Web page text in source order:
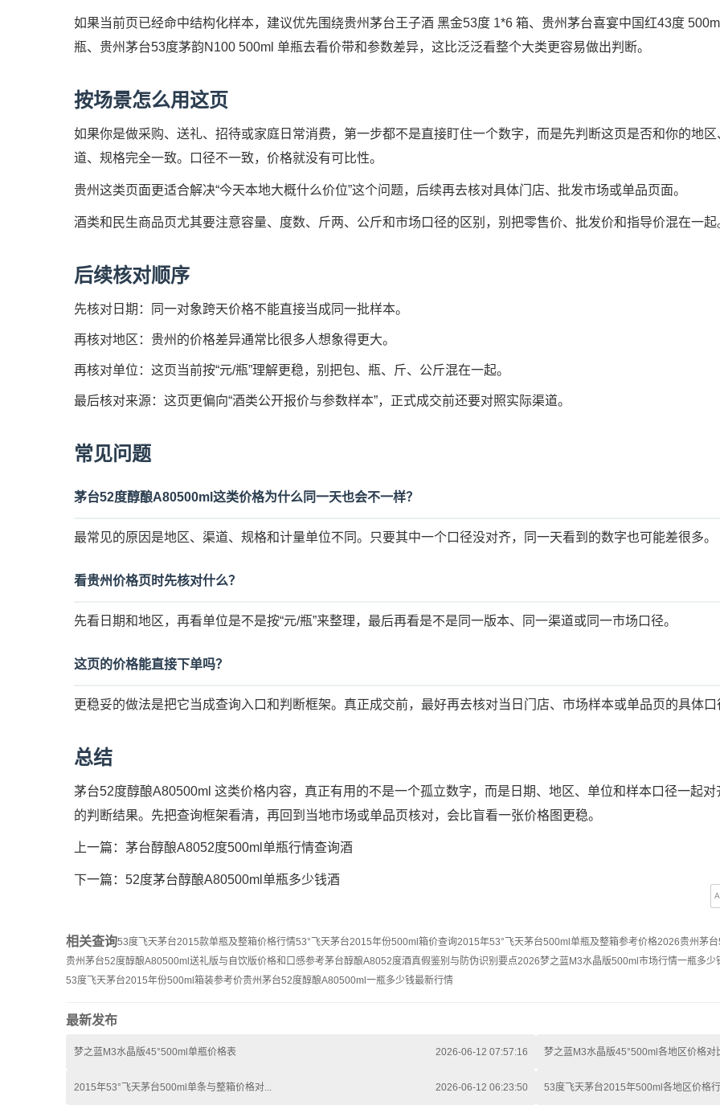
如果当前页已经命中结构化样本，建议优先围绕贵州茅台王子酒 黑金53度 1*6 箱、贵州茅台喜宴中国红43度
瓶、贵州茅台53度茅韵N100 500ml 单瓶去看价带和参数差异，这比泛泛看整个大类更容易做出判断。
按场景怎么用这页
如果你是做采购、送礼、招待或家庭日常消费，第一步都不是直接盯住一个数字，而是先判断这页是否和你的地区
道、规格完全一致。口径不一致，价格就没有可比性。
贵州这类页面更适合解决“今天本地大概什么价位”这个问题，后续再去核对具体门店、批发市场或单品页面。
酒类和民生商品页尤其要注意容量、度数、斤两、公斤和市场口径的区别，别把零售价、批发价和指导价混在一起
后续核对顺序
先核对日期：同一对象跨天价格不能直接当成同一批样本。
再核对地区：贵州的价格差异通常比很多人想象得更大。
再核对单位：这页当前按“元/瓶”理解更稳，别把包、瓶、斤、公斤混在一起。
最后核对来源：这页更偏向“酒类公开报价与参数样本”，正式成交前还要对照实际渠道。
常见问题
茅台52度醇酿A80500ml这类价格为什么同一天也会不一样？
最常见的原因是地区、渠道、规格和计量单位不同。只要其中一个口径没对齐，同一天看到的数字也可能差很多。
看贵州价格页时先核对什么？
先看日期和地区，再看单位是不是按“元/瓶”来整理，最后再看是不是同一版本、同一渠道或同一市场口径。
这页的价格能直接下单吗？
更稳妥的做法是把它当成查询入口和判断框架。真正成交前，最好再去核对当日门店、市场样本或单品页的具体口
总结
茅台52度醇酿A80500ml 这类价格内容，真正有用的不是一个孤立数字，而是日期、地区、单位和样本口径一起对
的判断结果。先把查询框架看清，再回到当地市场或单品页核对，会比盲看一张价格图更稳。
上一篇： 茅台醇酿A8052度500ml单瓶行情查询酒
下一篇： 52度茅台醇酿A80500ml单瓶多少钱酒
相关查询53度飞天茅台2015款单瓶及整箱价格行情53°飞天茅台2015年份500ml箱价查询2015年53°飞天茅台500ml单瓶及整箱参考价格2026贵州茅
贵州茅台52度醇酿A80500ml送礼版与自饮版价格和口感参考茅台醇酿A8052度酒真假鉴别与防伪识别要点2026梦之蓝M3水晶版500ml市场行情一瓶多少
53度飞天茅台2015年份500ml箱装参考价贵州茅台52度醇酿A80500ml一瓶多少钱最新行情
最新发布
梦之蓝M3水晶版45°500ml单瓶价格表 2026-06-12 07:57:16 梦之蓝M3水晶版45°500ml各地区价格对
2015年53°飞天茅台500ml单条与整箱价格对... 2026-06-12 06:23:50 53度飞天茅台2015年500ml各地区价格